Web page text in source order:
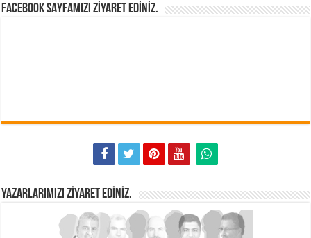
FACEBOOK SAYFAMIZI ZIYARET EDINIZ.
YAZARLARIMIZI ZIYARET EDINIZ.